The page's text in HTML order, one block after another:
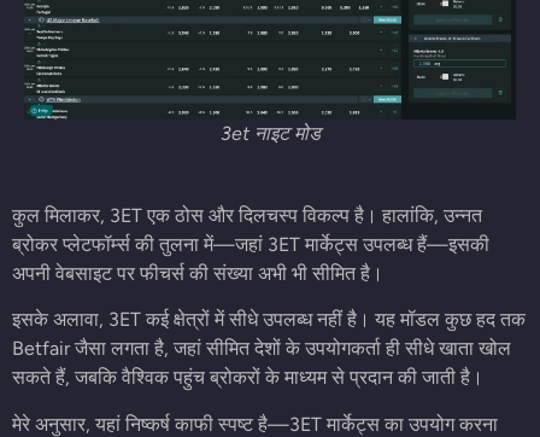
3et नाइट मोड
कुल मिलाकर, 3ET एक ठोस और दिलचस्प विकल्प है। हालांकि, उन्नत
ब्रोकर प्लेटफॉर्म्स की तुलना में—जहां 3ET मार्केट्स उपलब्ध हैं—इसकी
अपनी वेबसाइट पर फीचर्स की संख्या अभी भी सीमित है।
इसके अलावा, 3ET कई क्षेत्रों में सीधे उपलब्ध नहीं है। यह मॉडल कुछ हद तक
Betfair जैसा लगता है, जहां सीमित देशों के उपयोगकर्ता ही सीधे खाता खोल
सकते हैं, जबकि वैश्विक पहुंच ब्रोकरों के माध्यम से प्रदान की जाती है।
मेरे अनुसार, यहां निष्कर्ष काफी स्पष्ट है—3ET मार्केट्स का उपयोग करना